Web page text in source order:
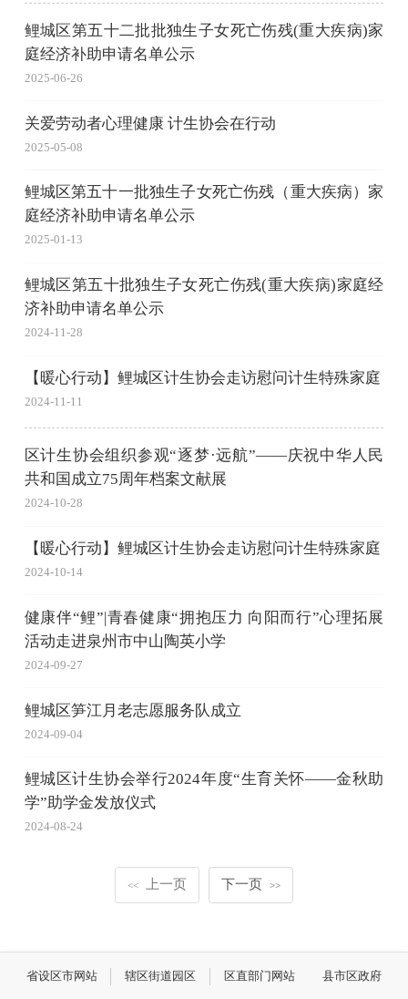
鲤城区第五十二批批独生子女死亡伤残(重大疾病)家
庭经济补助申请名单公示
2025-06-26
关爱劳动者心理健康 计生协会在行动
2025-05-08
鲤城区第五十一批独生子女死亡伤残（重大疾病）家
庭经济补助申请名单公示
2025-01-13
鲤城区第五十批独生子女死亡伤残(重大疾病)家庭经
济补助申请名单公示
2024-11-28
【暖心行动】鲤城区计生协会走访慰问计生特殊家庭
2024-11-11
区计生协会组织参观“逐梦·远航”——庆祝中华人民
共和国成立75周年档案文献展
2024-10-28
【暖心行动】鲤城区计生协会走访慰问计生特殊家庭
2024-10-14
健康伴“鲤”|青春健康“拥抱压力 向阳而行”心理拓展
活动走进泉州市中山陶英小学
2024-09-27
鲤城区笋江月老志愿服务队成立
2024-09-04
鲤城区计生协会举行2024年度“生育关怀——金秋助
学”助学金发放仪式
2024-08-24
<< 上一页 下一页 >>
省设区市网站 辖区街道园区 区直部门网站 县市区政府